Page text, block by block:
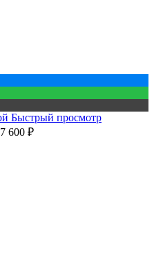
Быстрый просмотр
7 600 ₽